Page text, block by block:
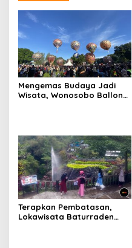
Mengemas Budaya Jadi
Wisata, Wonosobo Ballon
Terapkan Pembatasan,
Lokawisata Baturraden